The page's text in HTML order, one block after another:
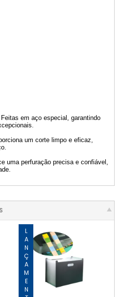
em aço especial, garantindo
um corte limpo e eficaz,
uma perfuração precisa e confiável,
LANÇAMENTO